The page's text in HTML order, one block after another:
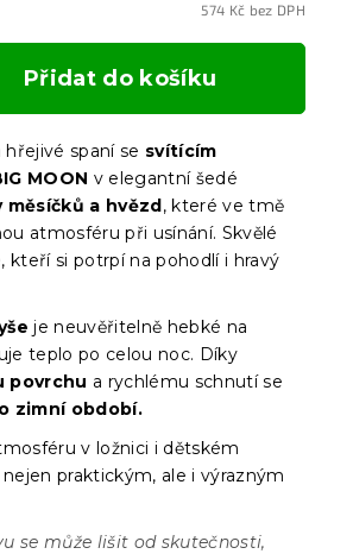
574 Kč bez DPH
cena:
Přidat do košíku
spaní se svítícím
MOON v elegantní šedé
měsíčků a hvězd, které ve tmě
atmosféru při usínání. Skvělé
kteří si potrpí na pohodlí i hravý
je neuvěřitelně hebké na
teplo po celou noc. Díky
povrchu a rychlému schnutí se
zimní období.
v ložnici i dětském
praktickým, ale i výrazným
se může lišit od skutečnosti,